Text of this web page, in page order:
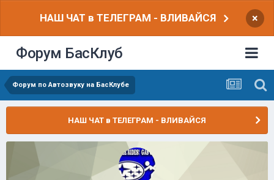
НАШ ЧАТ в ТЕЛЕГРАМ - ВЛИВАЙСЯ ×
Форум БасКлуб
Форум по Автозвуку на БасКлубе
НАШ ЧАТ в ТЕЛЕГРАМ - ВЛИВАЙСЯ